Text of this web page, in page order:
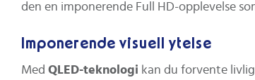
den en imponerende Full HD-opplevelse
Imponerende visuell ytelse
Med QLED-teknologi kan du forvente